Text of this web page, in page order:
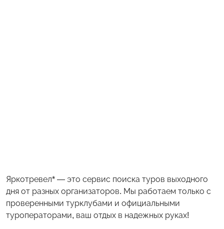
Яркотревел* — это сервис поиска туров выходного
дня от разных организаторов. Мы работаем только с
проверенными турклубами и официальными
туроператорами, ваш отдых в надежных руках!